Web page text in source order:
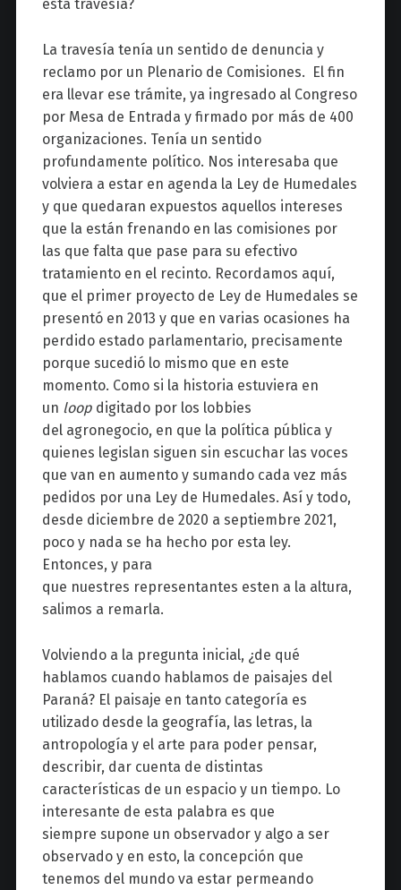
esta travesía?
La travesía tenía un sentido de denuncia y
reclamo por un Plenario de Comisiones. El fin
era llevar ese trámite, ya ingresado al Congreso
por Mesa de Entrada y firmado por más de 400
organizaciones. Tenía un sentido
profundamente político. Nos interesaba que
volviera a estar en agenda la Ley de Humedales
y que quedaran expuestos aquellos intereses
que la están frenando en las comisiones por
las que falta que pase para su efectivo
tratamiento en el recinto. Recordamos aquí,
que el primer proyecto de Ley de Humedales se
presentó en 2013 y que en varias ocasiones ha
perdido estado parlamentario, precisamente
porque sucedió lo mismo que en este
momento. Como si la historia estuviera en
un loopdigitado por los lobbies
del agronegocio, en que la política pública y
quienes legislan siguen sin escuchar las voces
que van en aumento y sumando cada vez más
pedidos por una Ley de Humedales. Así y todo,
desde diciembre de 2020 a septiembre 2021,
poco y nada se ha hecho por esta ley.
Entonces, y para
que nuestres representantes esten a la altura,
salimos a remarla.
Volviendo a la pregunta inicial, ¿de qué
hablamos cuando hablamos de paisajes del
Paraná? El paisaje en tanto categoría es
utilizado desde la geografía, las letras, la
antropología y el arte para poder pensar,
describir, dar cuenta de distintas
características de un espacio y un tiempo. Lo
interesante de esta palabra es que
siempre supone un observador y algo a ser
observado y en esto, la concepción que
tenemos del mundo va estar permeando